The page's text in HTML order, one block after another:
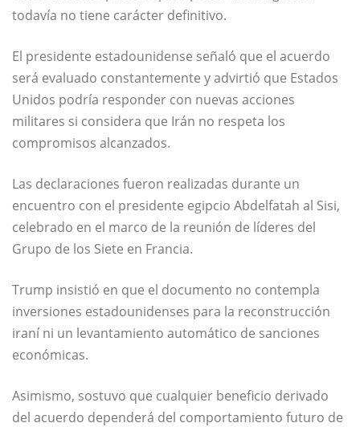
todavía no tiene carácter definitivo.
El presidente estadounidense señaló que el acuerdo
será evaluado constantemente y advirtió que Estados
Unidos podría responder con nuevas acciones
militares si considera que Irán no respeta los
compromisos alcanzados.
Las declaraciones fueron realizadas durante un
encuentro con el presidente egipcio Abdelfatah al Sisi,
celebrado en el marco de la reunión de líderes del
Grupo de los Siete en Francia.
Trump insistió en que el documento no contempla
inversiones estadounidenses para la reconstrucción
iraní ni un levantamiento automático de sanciones
económicas.
Asimismo, sostuvo que cualquier beneficio derivado
del acuerdo dependerá del comportamiento futuro de